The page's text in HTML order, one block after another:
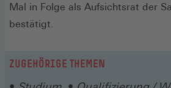
Mal in Folge als Aufsichtsrat der
bestätigt.
ZUGEHÖRIGE THEMEN